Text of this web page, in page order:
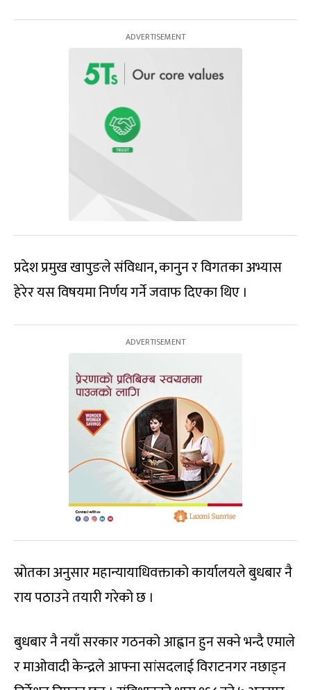
प्रदेश प्रमुख खापुङले संविधान, कानुन र विगतका अभ्यास
हेरेर यस विषयमा निर्णय गर्ने जवाफ दिएका थिए ।
स्रोतका अनुसार महान्यायाधिवक्ताको कार्यालयले बुधबार नै
राय पठाउने तयारी गरेको छ ।
बुधबार नै नयाँ सरकार गठनको आह्वान हुन सक्ने भन्दै एमाले
र माओवादी केन्द्रले आफ्ना सांसदलाई विराटनगर नछाड्न